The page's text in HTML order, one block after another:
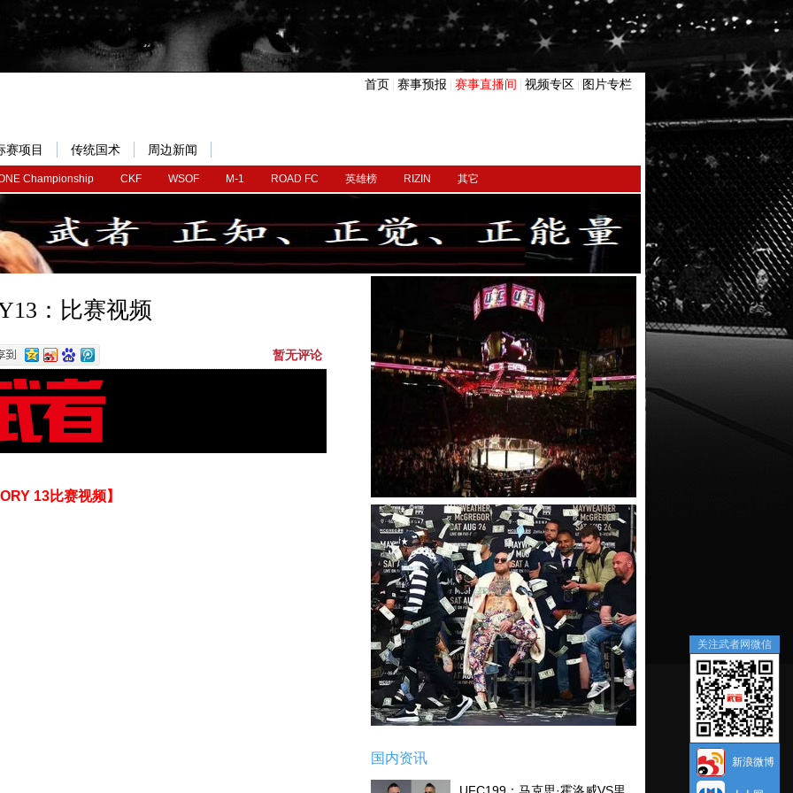
首页 赛事预报 赛事直播间 视频专区 图片专栏
Championship CKF WSOF M-1 ROAD FC 英雄榜 RIZIN 其它
赛项目 传统国术 周边新闻
：比赛视频
暂无评论
13比赛视频】
国内资讯
关注武者网微信
新浪微博